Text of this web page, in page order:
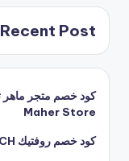
Recent Post
Maher Store
كود خصم روفتيك ROFTECH كوبون خصم روفتيك